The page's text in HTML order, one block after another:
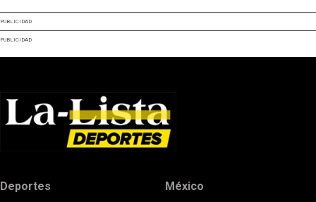
PUBLICIDAD
PUBLICIDAD
Deportes México